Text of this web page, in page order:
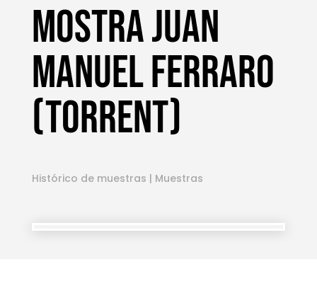
MOSTRA JUAN
MANUEL FERRARO
(TORRENT)
Histórico de muestras | Muestras